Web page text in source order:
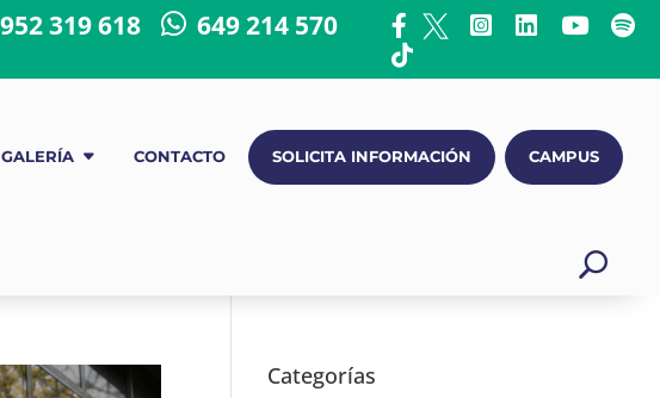
952 319 618 649 214 570
GALERÍA CONTACTO SOLICITA INFORMACIÓN CAMPUS
Categorías